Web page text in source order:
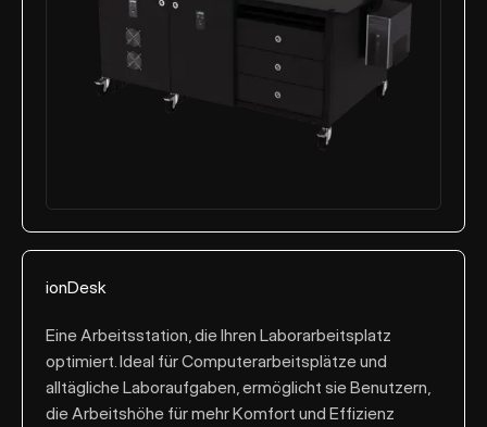
ionDesk
Eine Arbeitsstation, die Ihren Laborarbeitsplatz
optimiert. Ideal für Computerarbeitsplätze und
alltägliche Laboraufgaben, ermöglicht sie Benutzern,
die Arbeitshöhe für mehr Komfort und Effizienz